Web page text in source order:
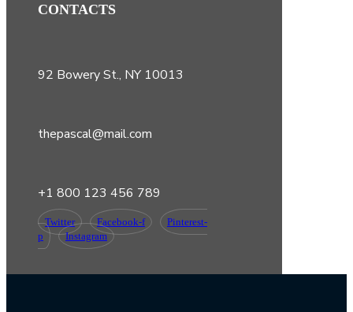
CONTACTS
92 Bowery St., NY 10013
thepascal@mail.com
+1 800 123 456 789
Twitter Facebook-f
Pinterest-
p
Instagram